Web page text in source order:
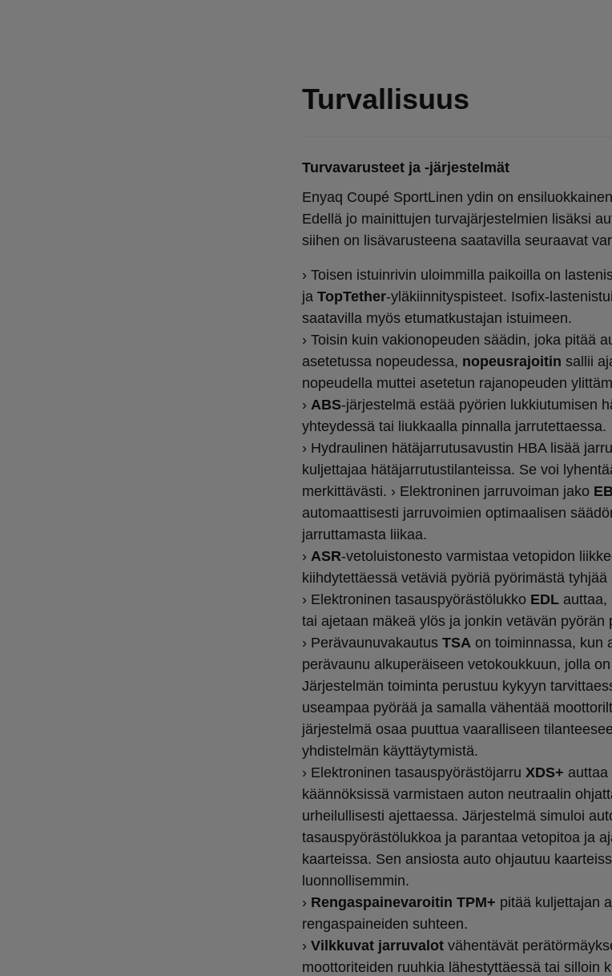
Turvallisuus
Turvavarusteet ja -järjestelmät
Enyaq Coupé SportLinen ydin on
Edellä jo mainittujen turvajärjestelmien lisäksi
siihen on lisävarusteena saatavilla seuraavat
› Toisen istuinrivin uloimmilla paikoilla on
ja TopTether-yläkiinnityspisteet. Isofix-
saatavilla myös etumatkustajan istuimeen.
› Toisin kuin vakionopeuden säädin, joka pitää
asetetussa nopeudessa, nopeusrajoitin sallii
nopeudella muttei asetetun rajanopeuden
› ABS-järjestelmä estää pyörien lukkiutumisen
yhteydessä tai liukkaalla pinnalla jarrutettaessa.
› Hydraulinen hätäjarrutusavustin HBA lisää
kuljettajaa hätäjarrutustilanteissa. Se voi
merkittävästi. › Elektroninen jarruvoiman jako
automaattisesti jarruvoimien optimaalisen
jarruttamasta liikaa.
› ASR-vetoluistonesto varmistaa vetopidon
kiihdytettäessä vetäviä pyöriä pyörimästä
› Elektroninen tasauspyörästölukko EDLauttaa,
tai ajetaan mäkeä ylös ja jonkin vetävän pyörän
› Perävaunuvakautus TSA on toiminnassa, kun
perävaunu alkuperäiseen vetokoukkuun, jolla
Järjestelmän toiminta perustuu kykyyn
useampaa pyörää ja samalla vähentää
järjestelmä osaa puuttua vaaralliseen
yhdistelmän käyttäytymistä.
› Elektroninen tasauspyörästöjarru XDS+ auttaa
käännöksissä varmistaen auton neutraalin
urheilullisesti ajettaessa. Järjestelmä simuloi
tasauspyörästölukkoa ja parantaa vetopitoa ja
kaarteissa. Sen ansiosta auto ohjautuu
luonnollisemmin.
› Rengaspainevaroitin TPM+ pitää kuljettajan
rengaspaineiden suhteen.
› Vilkkuvat jarruvalotvähentävät
moottoriteiden ruuhkia lähestyttäessä tai silloin